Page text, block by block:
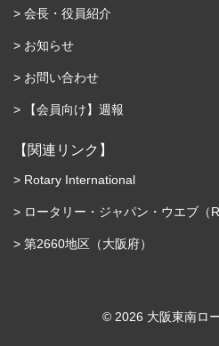
会長・役員紹介
お知らせ
お問い合わせ
【会員向け】週報
【関連リンク】
Rotary International
ロータリー・ジャパン・ウエブ（
第2660地区（大阪府）
©︎ 2026 大阪東南ロ